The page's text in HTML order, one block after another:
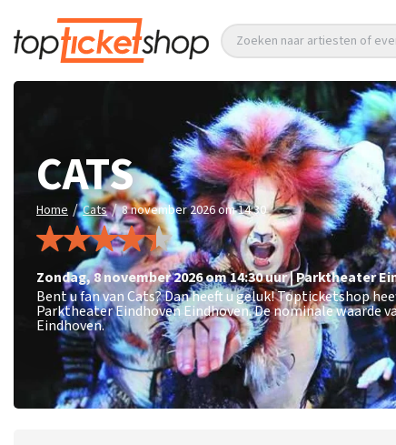
Zoeken naar artiesten of
CATS
Home / Cats / 8 november 2026 om 14:30
zondag,8 november 2026 om 14:30uur|Parktheater
Bent u fan van Cats? Dan heeft u geluk! Topticketshop
Parktheater Eindhoven Eindhoven. De nominale waarde
Eindhoven.